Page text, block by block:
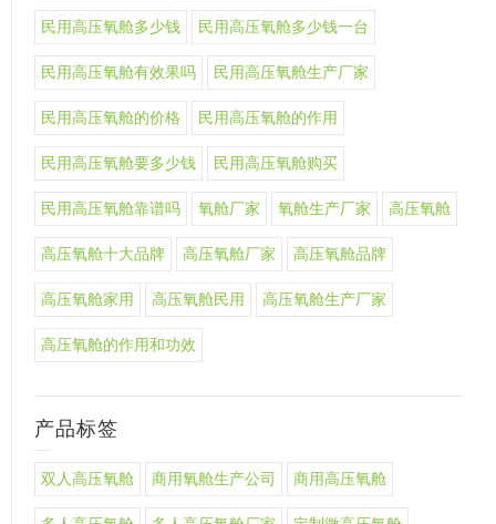
民用高压氧舱多少钱 民用高压氧舱多少钱一台
民用高压氧舱有效果吗 民用高压氧舱生产厂家
民用高压氧舱的价格 民用高压氧舱的作用
民用高压氧舱要多少钱 民用高压氧舱购买
民用高压氧舱靠谱吗 氧舱厂家 氧舱生产厂家 高压氧舱
高压氧舱十大品牌 高压氧舱厂家 高压氧舱品牌
高压氧舱家用 高压氧舱民用 高压氧舱生产厂家
高压氧舱的作用和功效
产品标签
双人高压氧舱 商用氧舱生产公司 商用高压氧舱